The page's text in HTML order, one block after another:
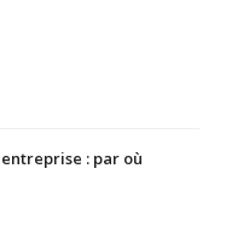
: par où